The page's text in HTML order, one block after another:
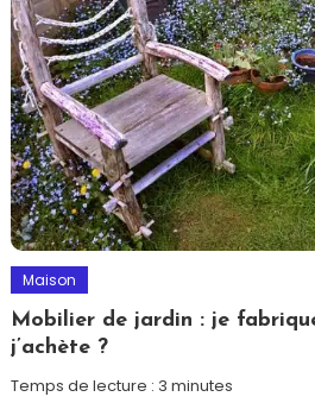
Maison
Mobilier de jardin : je
j’achète ?
Temps de lecture : 3 minutes